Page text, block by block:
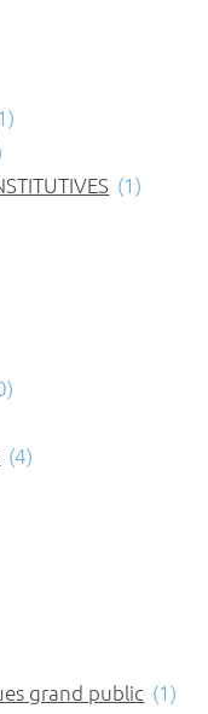
(1)
(4)
grand public (1)